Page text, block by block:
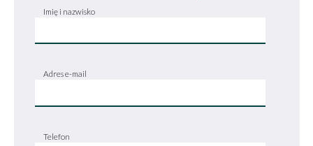
Imię i nazwisko
Adres e-mail
Telefon